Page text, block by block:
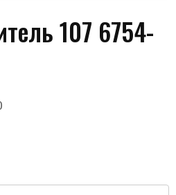
моих данных и
107 6754-